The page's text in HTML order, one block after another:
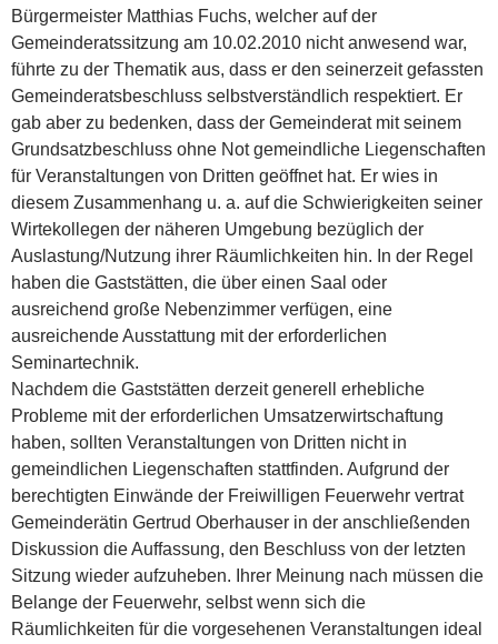
Bürgermeister Matthias Fuchs, welcher auf der
Gemeinderatssitzung am 10.02.2010 nicht anwesend war,
führte zu der Thematik aus, dass er den seinerzeit gefassten
Gemeinderatsbeschluss selbstverständlich respektiert. Er
gab aber zu bedenken, dass der Gemeinderat mit seinem
Grundsatzbeschluss ohne Not gemeindliche Liegenschaften
für Veranstaltungen von Dritten geöffnet hat. Er wies in
diesem Zusammenhang u. a. auf die Schwierigkeiten seiner
Wirtekollegen der näheren Umgebung bezüglich der
Auslastung/Nutzung ihrer Räumlichkeiten hin. In der Regel
haben die Gaststätten, die über einen Saal oder
ausreichend große Nebenzimmer verfügen, eine
ausreichende Ausstattung mit der erforderlichen
Seminartechnik.
Nachdem die Gaststätten derzeit generell erhebliche
Probleme mit der erforderlichen Umsatzerwirtschaftung
haben, sollten Veranstaltungen von Dritten nicht in
gemeindlichen Liegenschaften stattfinden. Aufgrund der
berechtigten Einwände der Freiwilligen Feuerwehr vertrat
Gemeinderätin Gertrud Oberhauser in der anschließenden
Diskussion die Auffassung, den Beschluss von der letzten
Sitzung wieder aufzuheben. Ihrer Meinung nach müssen die
Belange der Feuerwehr, selbst wenn sich die
Räumlichkeiten für die vorgesehenen Veranstaltungen ideal